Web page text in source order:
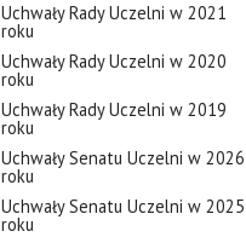
Uchwały Rady Uczelni w 2021
roku
Uchwały Rady Uczelni w 2020
roku
Uchwały Rady Uczelni w 2019
roku
Uchwały Senatu Uczelni w 2026
roku
Uchwały Senatu Uczelni w 2025
roku